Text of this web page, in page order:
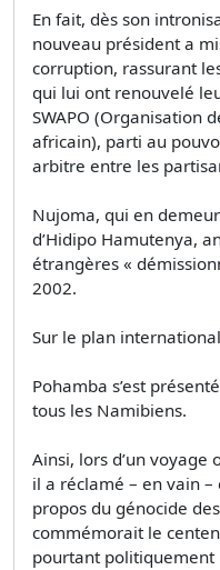
En fait, dès son
nouveau président a
corruption, rassurant
qui lui ont renouvelé
SWAPO (Organisation
africain), parti au
arbitre entre les
Nujoma, qui en
d’Hidipo Hamutenya,
étrangères «
2002.
Sur le plan
Pohamba s’est
tous les Namibiens.
Ainsi, lors d’un
il a réclamé – en vain –
propos du génocide
commémorait le
pourtant politiquement